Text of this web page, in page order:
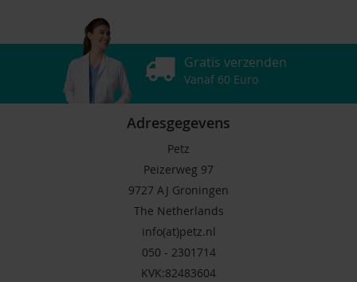
Gratis verzenden
Vanaf 60 Euro
Adresgegevens
Petz
Peizerweg 97
9727 AJ Groningen
The Netherlands
info(at)petz.nl
050 - 2301714
KVK:82483604